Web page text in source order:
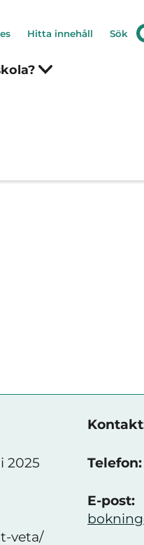
Hitta innehåll Sök
2025
veta/
Telefon:
E-post: